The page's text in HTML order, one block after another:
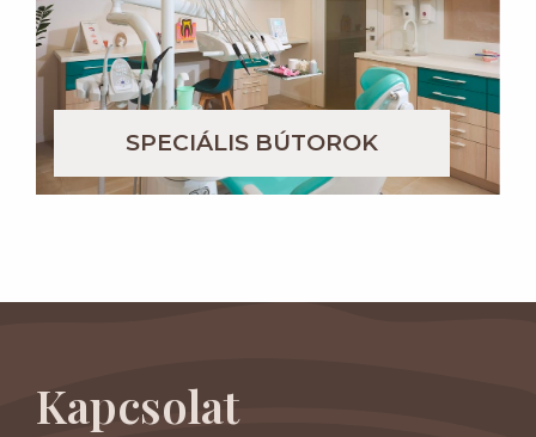
SPECIÁLIS BÚTOROK
Kapcsolat